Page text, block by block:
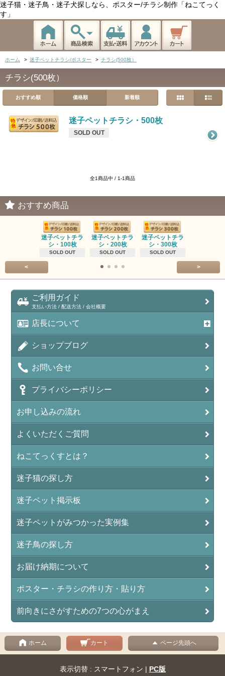
迷子猫・迷子鳥・迷子犬探しなら、ポスター/チラシ制作「ねこてっく
す」
ホーム > 迷子ペットチラシ/ポスター > チラシ(500枚）
チラシ(500枚）
おすすめ順 価格順 新着順
迷子ペットチラシ・500枚
SOLD OUT
全1商品中 / 1-1商品
おすすめ商品
迷子ペットチラ
シ・100枚
SOLD OUT
迷子ペットチラ
シ・200枚
SOLD OUT
迷子ペットチラ
シ・300枚
SOLD OUT
< >
ご利用ガイド
支払い方法 / 配送方法 / 会社概要
店長について
ショップブログ
お問い合せ
プライバシーポリシー
お申し込みの流れ
よくいただくご質問
ねこてっくすとは？
迷子猫の探し方
迷子ペット掲示板
迷子ペットがみつかった実例集
迷子鳥の探し方
お届け納期について
ポスター・チラシの作り方・貼り方
前向きにさがすための7つの心がまえ
ホーム カート ページ先頭へ
表示切替 : スマートフォン | PC版